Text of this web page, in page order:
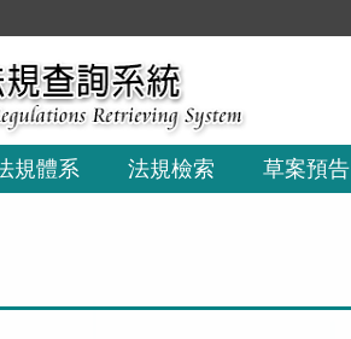
規體系 法規檢索 草案預告